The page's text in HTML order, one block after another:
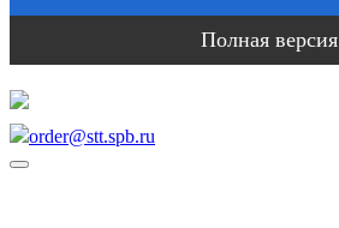
Полная версия
order@stt.spb.ru